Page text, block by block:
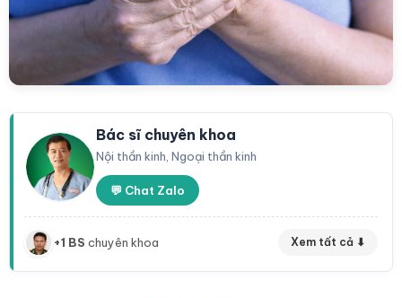
Bác sĩ chuyên khoa
Nội thần kinh, Ngoại thần kinh
💬 Chat Zalo
+1 BS chuyên khoa Xem tất cả ⬇